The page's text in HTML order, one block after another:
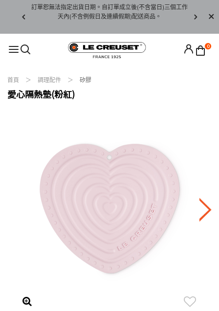
下水)，若
訂單恕無法指定出貨日期。自訂單成立後(不含當日)三個工作
天內(不含例假日及連續假期)配送商品。
請至
0
首頁 調理配件 矽膠
愛心隔熱墊(粉紅)